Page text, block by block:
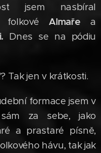
jsem nasbíral
folkovéAlmaře a
Dnes se na pódiu
Tak jen v krátkosti.
formace jsem v
za sebe, jako
a prastaré písně,
hávu, tak jak